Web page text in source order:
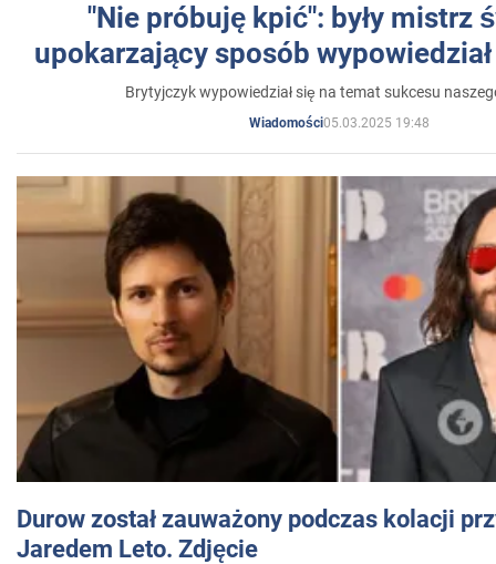
"Nie próbuję kpić": były mistrz
upokarzający sposób
Brytyjczyk wypowiedział się na temat sukcesu
Wiadomości05.03.2025 19:48
Durow został zauważony podczas kolacji
Jaredem Leto. Zdjęcie